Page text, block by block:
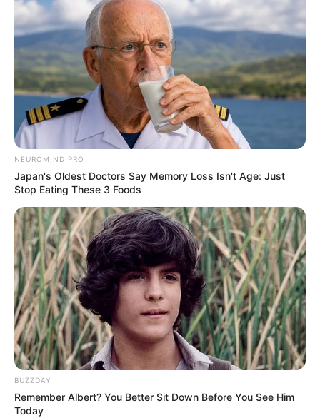
NEUROMIND PRO
Japan's Oldest Doctors Say Memory Loss Isn't Age: Just
Stop Eating These 3 Foods
BUZZDAY
Remember Albert? You Better Sit Down Before You See Him
Today